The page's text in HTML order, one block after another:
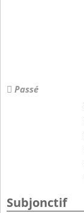
Passé
Subjonctif